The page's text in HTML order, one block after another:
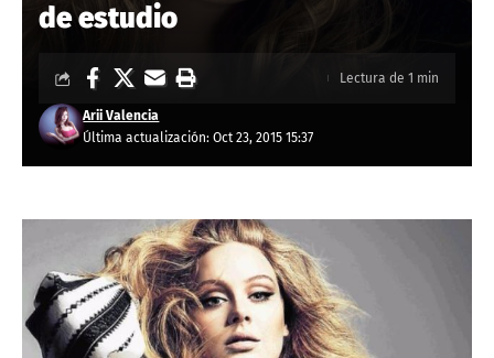
de estudio
Última actualización: Oct 23, 2015 15:37
Arii Valencia
Lectura de 1 min